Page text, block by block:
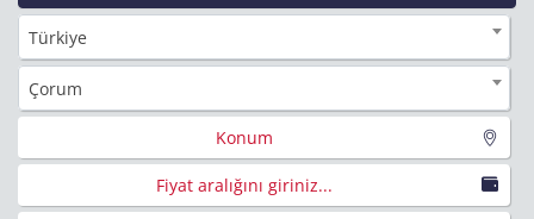
Türkiye
Çorum
Konum
Fiyat aralığını giriniz...